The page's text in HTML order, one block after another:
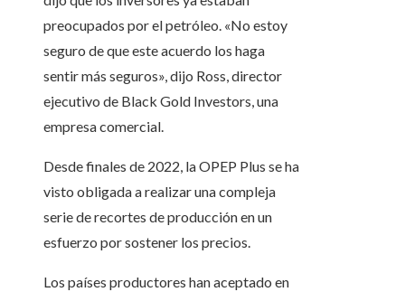
preocupados por el petróleo. «No estoy
seguro de que este acuerdo los haga
sentir más seguros», dijo Ross, director
ejecutivo de Black Gold Investors, una
empresa comercial.
Desde finales de 2022, la OPEP Plus se ha
visto obligada a realizar una compleja
serie de recortes de producción en un
esfuerzo por sostener los precios.
Los países productores han aceptado en